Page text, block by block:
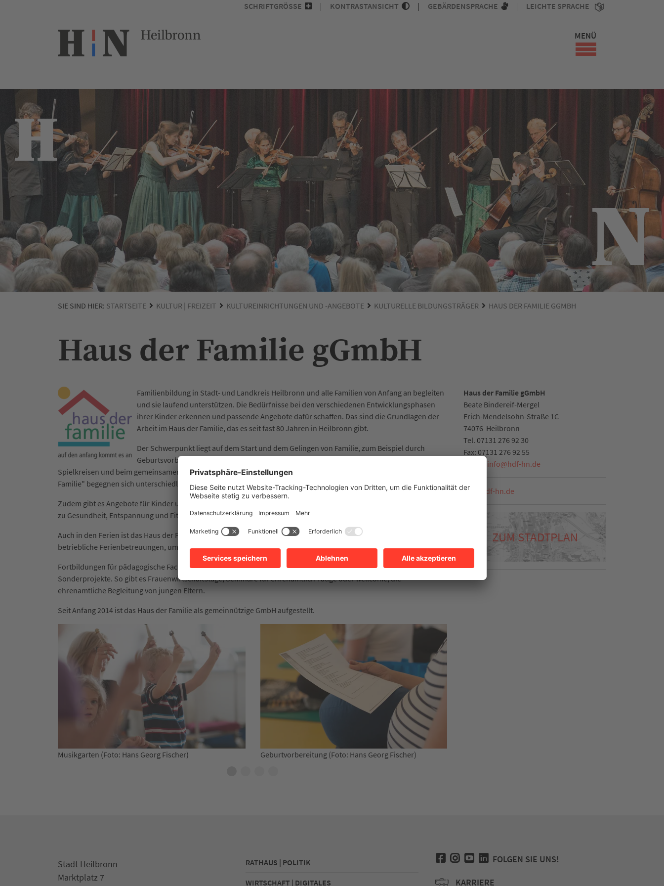
SCHRIFTGRÖSSE KONTRASTANSICHT GEBÄRDENSPRACHE LEICHTE SPRACHE
MENÜ
SIE SIND HIER: STARTSEITE KULTUR | FREIZEIT KULTUREINRICHTUNGEN UND -ANGEBOTE KULTURELLE BILDUNGSTRÄGER HAUS DER FAMILIE GGMBH
Haus der Familie gGmbH
Familienbildung in Stadt- und Landkreis Heilbronn und alle Familien von Anfang an begleiten
und sie laufend unterstützen. Die Bedürfnisse bei den verschiedenen Entwicklungsphasen
ihrer Kinder erkennen und passende Angebote dafür schaffen. Das sind die Grundlagen der
Arbeit im Haus der Familie, das es seit fast 80 Jahren in Heilbronn gibt.
Der Schwerpunkt liegt auf dem Start und dem Gelingen von Familie, zum Beispiel durch
Geburtsvorbereitung und Begleitung im ersten Lebensjahr. Frühkindliche Bildung wird in
Spielkreisen und beim gemeinsamen Musizieren gefördert, auch Elternkompetenzen werden gestärkt. Im "Treffpunkt
Familie" begegnen sich unterschiedliche Kulturkreise. So trägt das Haus der Familie auch zur Integration bei.
Zudem gibt es Angebote für Kinder und Jugendliche, Vorträge und Seminare zu Erziehungsthemen sowie Angebote
zu Gesundheit, Entspannung und Fitness.
Auch in den Ferien ist das Haus der Familie aktiv und bietet neben Kursen und Veranstaltungen individuell gestaltbare
betriebliche Ferienbetreuungen, um Familien bei der Vereinbarkeit von Familie und Beruf zu unterstützen.
Fortbildungen für pädagogische Fachkräfte stehen im Haus der Familie ebenso auf dem Programm wie
Sonderprojekte. So gibt es Frauenwirtschaftstage, Seminare für ehrenamtlich Tätige oder wellcome, die
ehrenamtliche Begleitung von jungen Eltern.
Seit Anfang 2014 ist das Haus der Familie als gemeinnützige GmbH aufgestellt.
Geburtvorbereitung (Foto: Hans Georg Fischer) Spielkreis (Foto: Hans Georg Fischer)
Haus der Familie gGmbH
Beate Bindereif-Mergel
Erich-Mendelsohn-Straße 1C
74076 Heilbronn
Tel. 07131 276 92 30
Fax:07131 276 92 55
info@hdf-hn.de
www.hdf-hn.de
ZUM STADTPLAN
Stadt Heilbronn
Marktplatz 7
RATHAUS | POLITIK
WIRTSCHAFT | DIGITALES
FOLGEN SIE UNS!
KARRIERE